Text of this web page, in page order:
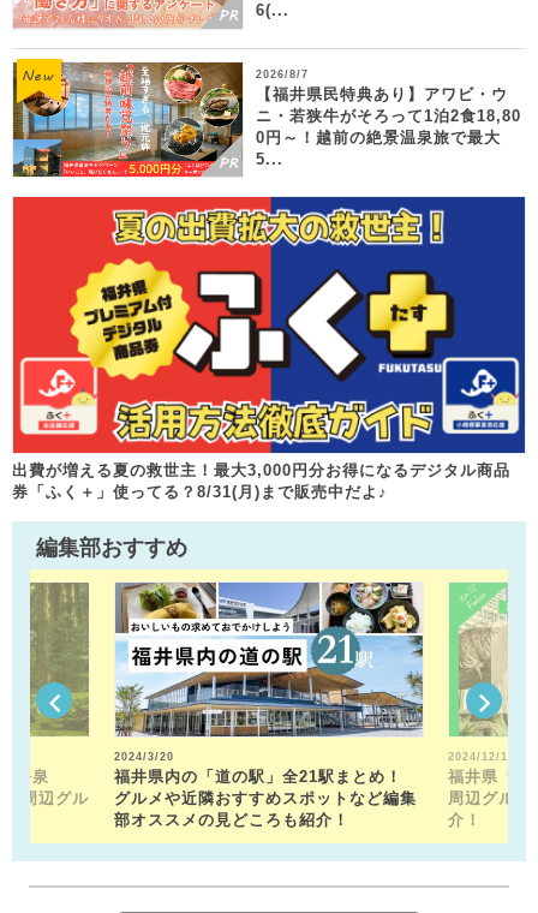
6(...
2026/8/7
【福井県民特典あり】アワビ・ウ
ニ・若狭牛がそろって1泊2食18,80
0円～！越前の絶景温泉旅で最大
5...
出費が増える夏の救世主！最大3,000円分お得になるデジタル商品
券「ふく＋」使ってる？8/31(月)まで販売中だよ♪
編集部おすすめ
平泉
周辺グル
2024/3/20
福井県内の「道の駅」全21駅まとめ！
グルメや近隣おすすめスポットなど編集
部オススメの見どころも紹介！
2024/12/13
福井県「福
周辺グル
介！